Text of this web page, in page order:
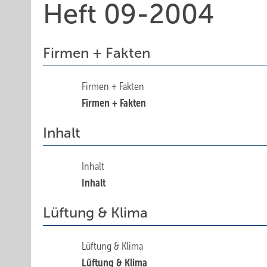
Heft 09-2004
Firmen + Fakten
Firmen + Fakten
Firmen + Fakten
Inhalt
Inhalt
Inhalt
Lüftung & Klima
Lüftung & Klima
Lüftung & Klima